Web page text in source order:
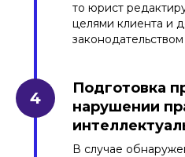
то юрист
целями клиента и
законодательством
Подготовка
нарушении
В случае